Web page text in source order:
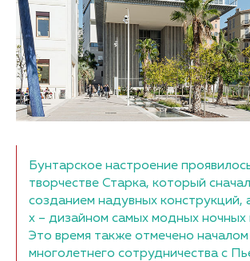
Бунтарское настроение
творчестве Старка, который
созданием надувных конструкций,
х – дизайном самых модных ночных
Это время также отмечено началом
многолетнего сотрудничества с